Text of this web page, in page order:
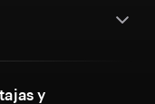
y